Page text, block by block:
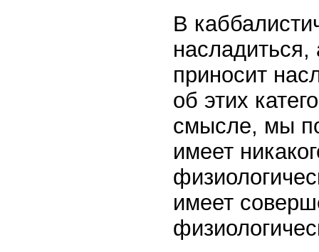
В
приносит
об этих
смысле, мы
имеет
имеет